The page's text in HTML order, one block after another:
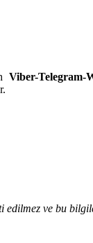
Viber-Telegram-
ve bu